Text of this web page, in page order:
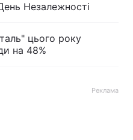
Незалежності
цього року
на 48%
Реклама